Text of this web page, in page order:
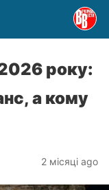
року:
а кому
2 місяці ago